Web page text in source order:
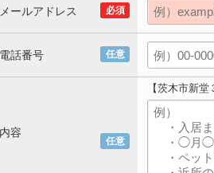
必須
メールアドレス
任意
電話番号
任意
内容
【茨木市新